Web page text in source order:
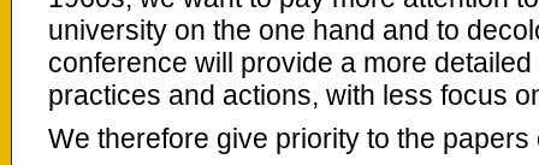
university on the one hand and to
conference will provide a more
practices and actions, with less focus
We therefore give priority to the papers